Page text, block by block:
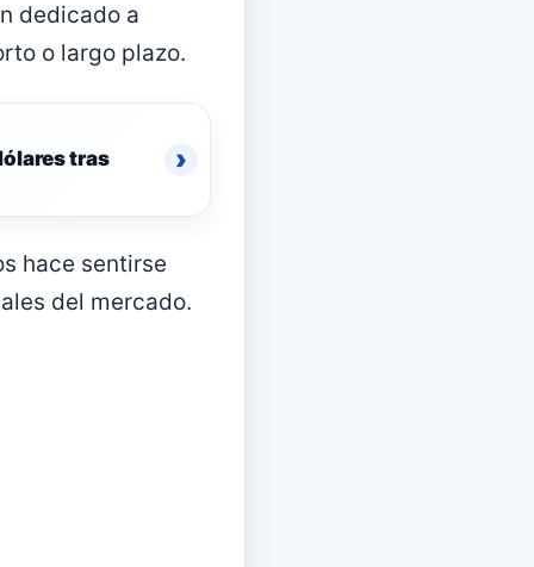
dedicado a
o largo plazo.
tras ›
hace sentirse
del mercado.